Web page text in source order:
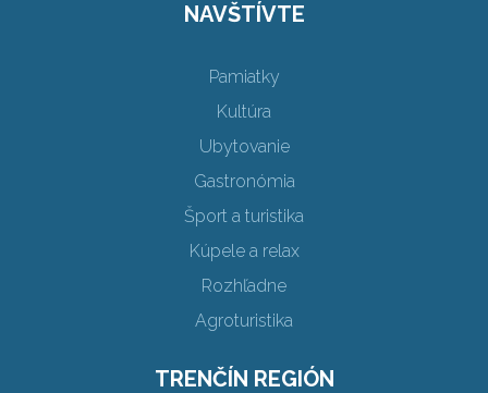
NAVŠTÍVTE
Pamiatky
Kultúra
Ubytovanie
Gastronómia
Šport a turistika
Kúpele a relax
Rozhľadne
Agroturistika
TRENČÍN REGIÓN